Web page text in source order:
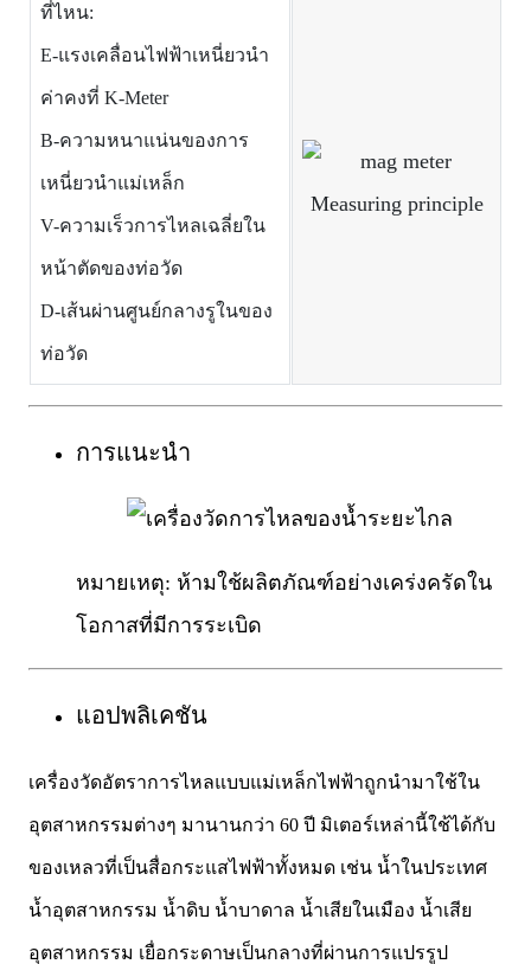
ที่ไหน:
E-แรงเคลื่อนไฟฟ้าเหนี่ยวนำ
ค่าคงที่ K-Meter
B-ความหนาแน่นของการ
เหนี่ยวนำแม่เหล็ก
V-ความเร็วการไหลเฉลี่ยใน
หน้าตัดของท่อวัด
D-เส้นผ่านศูนย์กลางรูในของ
ท่อวัด
การแนะนำ
หมายเหตุ: ห้ามใช้ผลิตภัณฑ์อย่างเคร่งครัดใน
โอกาสที่มีการระเบิด
แอปพลิเคชัน
เครื่องวัดอัตราการไหลแบบแม่เหล็กไฟฟ้าถูกนำมาใช้ใน
อุตสาหกรรมต่างๆ มานานกว่า 60 ปี มิเตอร์เหล่านี้ใช้ได้กับ
ของเหลวที่เป็นสื่อกระแสไฟฟ้าทั้งหมด เช่น น้ำในประเทศ
น้ำอุตสาหกรรม น้ำดิบ น้ำบาดาล น้ำเสียในเมือง น้ำเสีย
อุตสาหกรรม เยื่อกระดาษเป็นกลางที่ผ่านการแปรรูป